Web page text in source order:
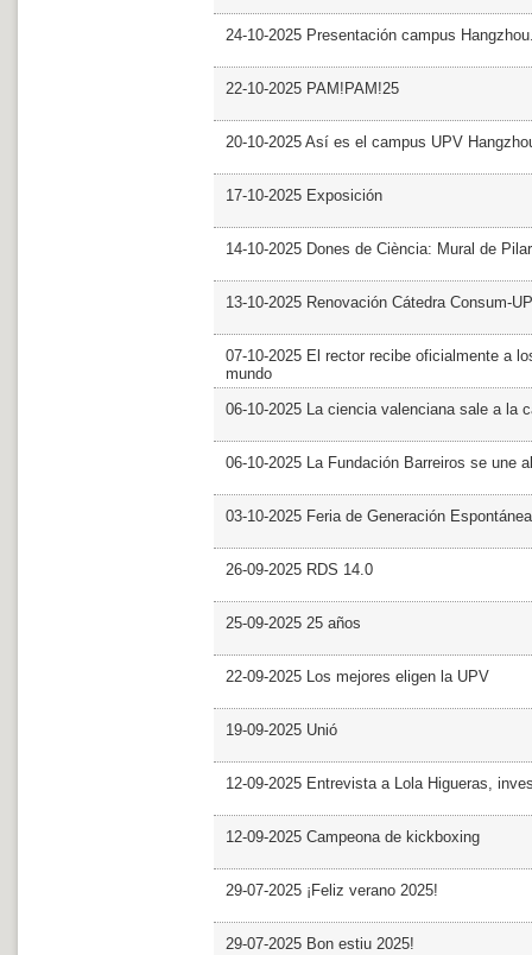
24-10-2025 Presentación campus
22-10-2025 PAM!PAM!25
20-10-2025 Así es el campus UPV
17-10-2025 Exposición
14-10-2025 Dones de Ciència: Mural de
13-10-2025 Renovación Cátedra Consum-
07-10-2025 El rector recibe oficialmente a
mundo
06-10-2025 La ciencia valenciana sale a la
06-10-2025 La Fundación Barreiros se une
03-10-2025 Feria de Generación Espontánea
26-09-2025 RDS 14.0
25-09-2025 25 años
22-09-2025 Los mejores eligen la UPV
19-09-2025 Unió
12-09-2025 Entrevista a Lola Higueras,
12-09-2025 Campeona de kickboxing
29-07-2025 ¡Feliz verano 2025!
29-07-2025 Bon estiu 2025!